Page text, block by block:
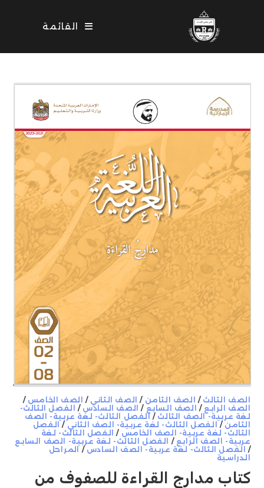
القائمة
الصف الثالث / الصف الثامن / الصف الثاني / الصف الخامس /
الصف الرابع / الصف السابع / الصف السادس /
الفصل الثالث-
لغة عربية- الصف الثالث / الفصل الثالث- لغة عربية- الصف
الثامن / الفصل الثالث- لغة عربية- الصف الثاني /
الفصل
الثالث- لغة عربية- الصف الخامس /
الفصل الثالث- لغة
عربية- الصف الرابع /
الفصل الثالث- لغة عربية- الصف السابع
/
الفصل الثالث- لغة عربية- الصف السادس /
المراحل
الدراسية
كتاب مدارج القراءة للصفوف من